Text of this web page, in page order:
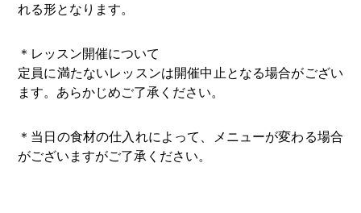
れる形となります。
＊レッスン開催について
定員に満たないレッスンは開催中止となる場合がござい
ます。あらかじめご了承ください。
＊当日の食材の仕入れによって、メニューが変わる場合
がございますがご了承ください。